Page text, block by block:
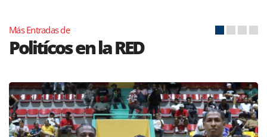
Más Entradas de
Politícos en la RED